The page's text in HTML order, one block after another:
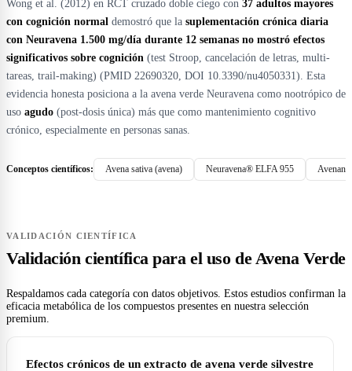
Wong et al. (2012) en RCT cruzado doble ciego con 37 adultos mayores
con cognición normal demostró que la suplementación crónica diaria
con Neuravena 1.500 mg/día durante 12 semanas no mostró efectos
significativos sobre cognición (test Stroop, cancelación de letras, multi-
tareas, trail-making) (PMID 22690320, DOI 10.3390/nu4050331). Esta
evidencia honesta posiciona a la avena verde Neuravena como nootrópico de
uso agudo (post-dosis única) más que como mantenimiento cognitivo
crónico, especialmente en personas sanas.
Conceptos científicos: Avena sativa (avena) Neuravena® ELFA 955
VALIDACIÓN CIENTÍFICA
Validación científica para el uso de Avena Verde
Respaldamos cada categoría con datos objetivos. Estos estudios confirman la
eficacia metabólica de los compuestos presentes en nuestra selección
premium.
Efectos crónicos de un extracto de avena verde silvestre